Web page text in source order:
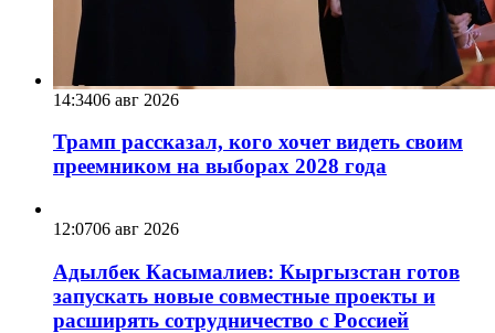
14:3406 авг 2026
Трамп рассказал, кого хочет видеть своим
преемником на выборах 2028 года
12:0706 авг 2026
Адылбек Касымалиев: Кыргызстан готов
запускать новые совместные проекты и
расширять сотрудничество с Россией